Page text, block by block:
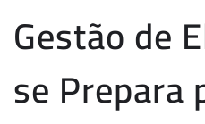
Gestão de
se Prepara